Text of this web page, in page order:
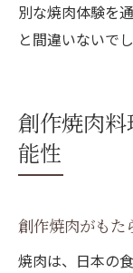
別な焼肉体験を
と間違いないでし
創作焼肉
能性
創作焼肉がもた
焼肉は、日本の